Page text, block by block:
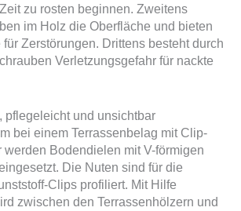
zu rosten beginnen. Zweitens
im Holz die Oberfläche und bieten
Zerstörungen. Drittens besteht durch
Verletzungsgefahr für nackte
pflegeleicht und unsichtbar
bei einem Terrassenbelag mit Clip-
werden Bodendielen mit V-förmigen
Die Nuten sind für die
Clips profiliert. Mit Hilfe
zwischen den Terrassenhölzern und